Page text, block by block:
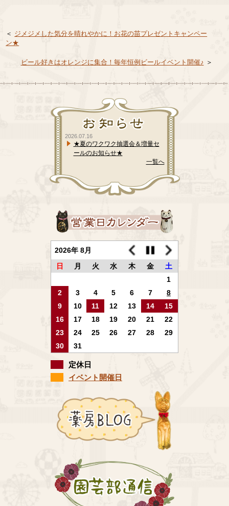
＜ ジメジメした気分を晴れやかに！お花の苗プレゼントキャンペー
ン★
ビール好きはオレンジに集合！毎年恒例ビールイベント開催♪ ＞
2026.07.16
★夏のワクワク抽選会＆増量セ
ールのお知らせ★
一覧へ
2026年 8月
日
月 火 水 木 金
土
1
2
3 4 5 6 7
8
9
10 11 12 13 14
15
16
17 18 19 20 21
22
23
24 25 26 27 28
29
30
31
定休日
イベント開催日